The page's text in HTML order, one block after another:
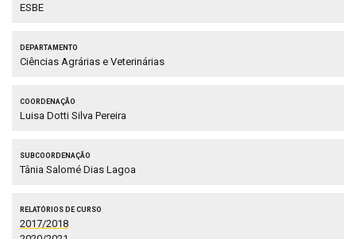
ESBE
Departamento
Ciências Agrárias e Veterinárias
Coordenação
Luisa Dotti Silva Pereira
Subcoordenação
Tânia Salomé Dias Lagoa
Relatórios de Curso
2017/2018